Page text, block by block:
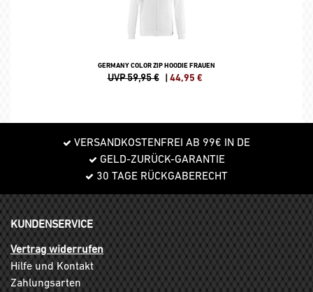
GERMANY COLOR ZIP HOODIE FRAUEN
UVP 59,95 € | 44,95 €
VERSANDKOSTENFREI AB 99€ IN DE
GELD-ZURÜCK-GARANTIE
30 TAGE RÜCKGABERECHT
KUNDENSERVICE
Vertrag widerrufen
Hilfe und Kontakt
Zahlungsarten